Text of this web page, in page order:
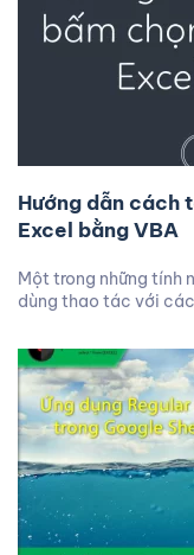
Hướng dẫn cách
Excel bằng VBA
Một trong những tính
dùng thao tác với